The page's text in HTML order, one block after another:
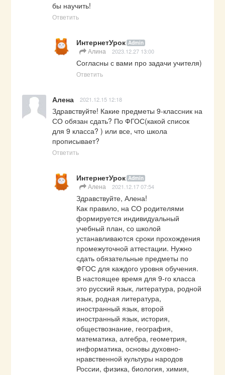
бы научить!
Ответить
ИнтернетУрок Admin
Алина 2023.12.27 13:00
Согласны с вами про задачи учителя)
Ответить
Алена 2021.12.15 12:18
Здравствуйте! Какие предметы 9-классник на
СО обязан сдать? По ФГОС(какой список
для 9 класса? ) или все, что школа
прописывает?
Ответить
ИнтернетУрок Admin
Алена 2021.12.17 07:54
Здравствуйте, Алена!
Как правило, на СО родителями
формируется индивидуальный
учебный план, со школой
устанавливаются сроки прохождения
промежуточной аттестации. Нужно
сдать обязательные предметы по
ФГОС для каждого уровня обучения.
В настоящее время для 9-го класса
это русский язык, литература, родной
язык, родная литература,
иностранный язык, второй
иностранный язык, история,
обществознание, география,
математика, алгебра, геометрия,
информатика, основы духовно-
нравственной культуры народов
России, физика, биология, химия,